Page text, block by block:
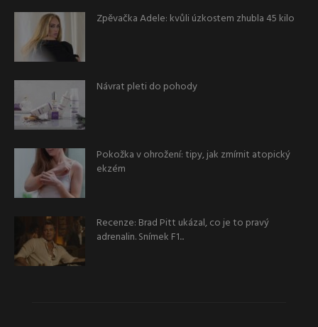
Zpěvačka Adele: kvůli úzkostem zhubla 45 kilo
Návrat pleti do pohody
Pokožka v ohrožení: tipy, jak zmírnit atopický
ekzém
Recenze: Brad Pitt ukázal, co je to pravý
adrenalin. Snímek F1...